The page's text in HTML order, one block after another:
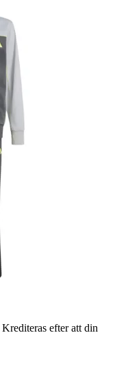
Krediteras efter att din